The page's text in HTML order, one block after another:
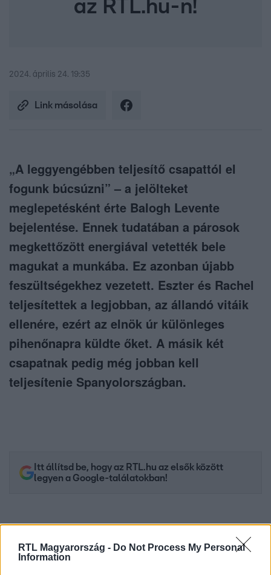
RTL Magyarország - Do Not Process My Personal
Information
az RTL.hu-n!
2024. április 24. 19:35
Link másolása
„A leggyengébben teljesítő csapattól el
fogunk búcsúzni” – a jelölteket
meglepetésként érte Balogh Levente
bejelentése. Ennek tudatában a párosok
megkettőzött energiával vetették bele
magukat a munkába. Ez azonban újabb
feszültségekhez vezetett. Eszter és Rachel
teljesítettek a legjobban, az állandó vitáik
ellenére, ezért az elnök úr különleges
pihenőnapra küldte őket. A másik két
csapatnak pedig még jobban kell
teljesítenie Spanyolországban.
Itt állítsd be, hogy az RTL.hu az elsők között
legyen a Google-találatokban!